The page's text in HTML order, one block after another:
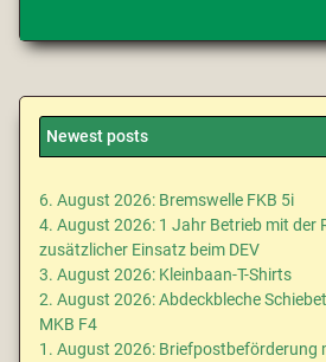
Newest posts
6. August 2026: Bremswelle FKB 5i
4. August 2026: 1 Jahr Betrieb mit der
zusätzlicher Einsatz beim DEV
3. August 2026: Kleinbaan-T-Shirts
2. August 2026: Abdeckbleche
MKB F4
1. August 2026: Briefpostbeförderung